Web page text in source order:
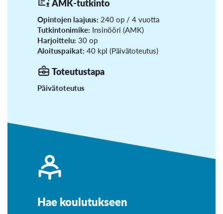
AMK-tutkinto
Opintojen laajuus: 240 op / 4 vuotta
Tutkintonimike: Insinööri (AMK)
Harjoittelu: 30 op
Aloituspaikat: 40 kpl (Päivätoteutus)
Toteutustapa
Päivätoteutus
Hae koulutukseen